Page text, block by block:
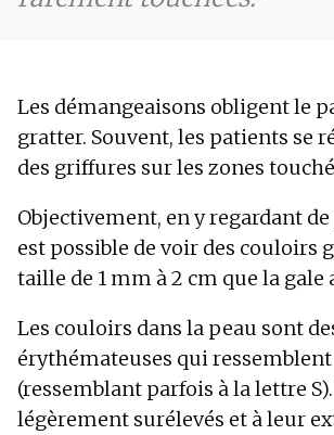
Les démangeaisons obligent le
gratter. Souvent, les patients se
des griffures sur les zones
Objectivement, en y regardant
est possible de voir des couloirs
taille de 1 mm à 2 cm que la gale
Les couloirs dans la peau sont
érythémateuses qui ressemblent
(ressemblant parfois à la lettre
légèrement surélevés et à leur